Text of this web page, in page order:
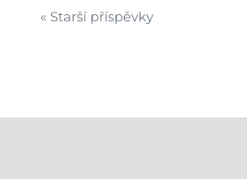
« Starší příspěvky